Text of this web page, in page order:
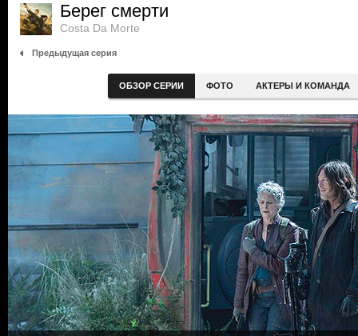
Берег смерти
Costa Da Morte
Предыдущая серия
ОБЗОР СЕРИИ ФОТО АКТЕРЫ И КОМАНДА